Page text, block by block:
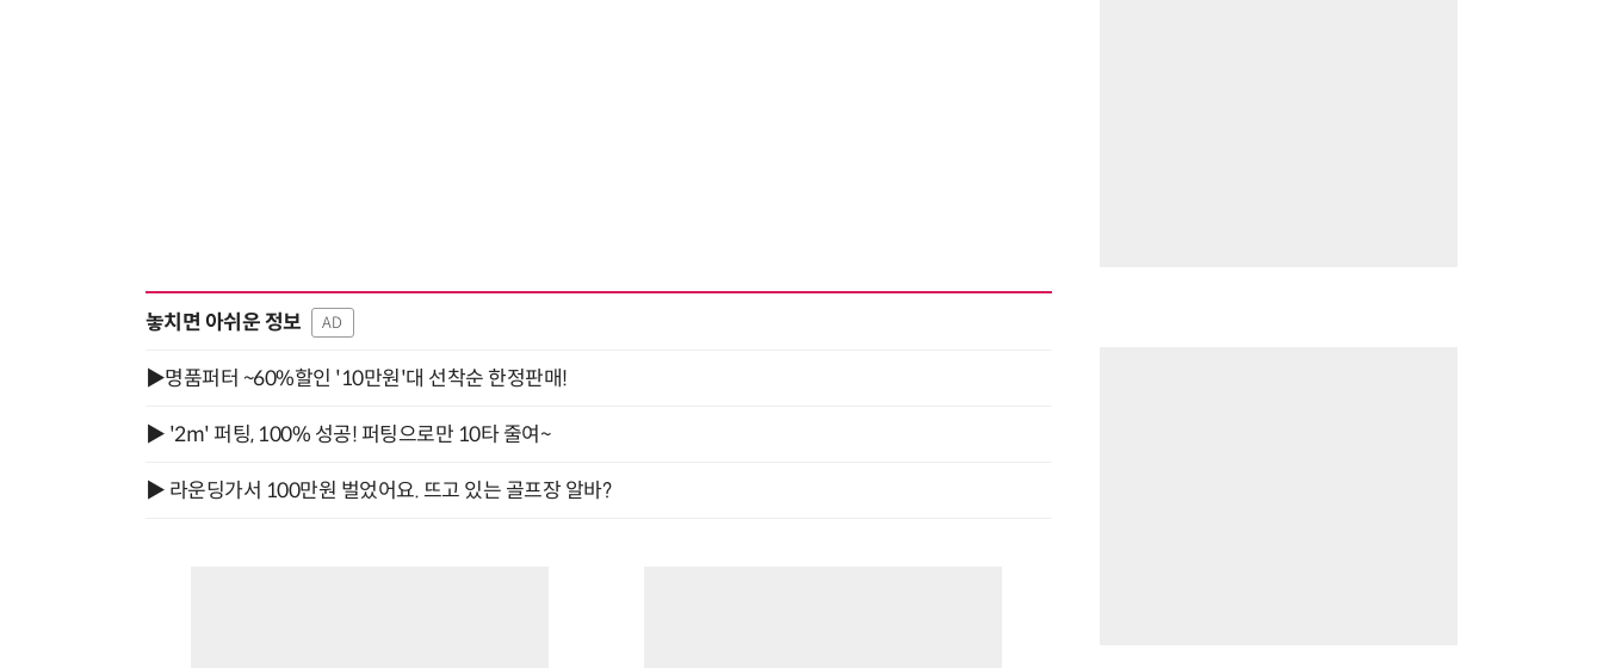
놓치면 아쉬운 정보 AD
▶명품퍼터 ~60%할인 '10만원'대 선착순 한정판매!
▶ '2m' 퍼팅, 100% 성공! 퍼팅으로만 10타 줄여~
▶ 라운딩가서 100만원 벌었어요. 뜨고 있는 골프장 알바?